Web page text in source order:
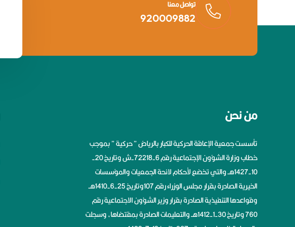
تواصل معنا
920009882
من نحن
تأسست جمعية الإعاقة الحركية للكبار بالرياض ” حركية ” بموجب
خطاب وزارة الشؤون الإجتماعية رقم 6-72218-ش وتاريخ 20-
10-1427هــ والتي تخضع لأحكام لائحة الجمعيات والمؤسسات
الخيرية الصادرة بقرار مجلس الوزراء رقم 107وتاريخ 25-6-1410هــ
وقواعدها التنفيذية الصادرة بقرار وزير الشؤون الاجتماعية رقم
760 وتاريخ 30-1-1412هــ والتعليمات الصادرة بمقتضاها، وسجلت